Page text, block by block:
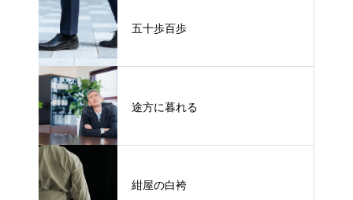
五十歩百歩
途方に暮れる
紺屋の白袴